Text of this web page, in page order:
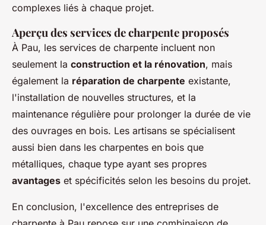
complexes liés à chaque projet.
Aperçu des services de charpente proposés
À Pau, les services de charpente incluent non
seulement la construction et la rénovation, mais
également la réparation de charpente existante,
l'installation de nouvelles structures, et la
maintenance régulière pour prolonger la durée de vie
des ouvrages en bois. Les artisans se spécialisent
aussi bien dans les charpentes en bois que
métalliques, chaque type ayant ses propres
avantages et spécificités selon les besoins du projet.
En conclusion, l'excellence des entreprises de